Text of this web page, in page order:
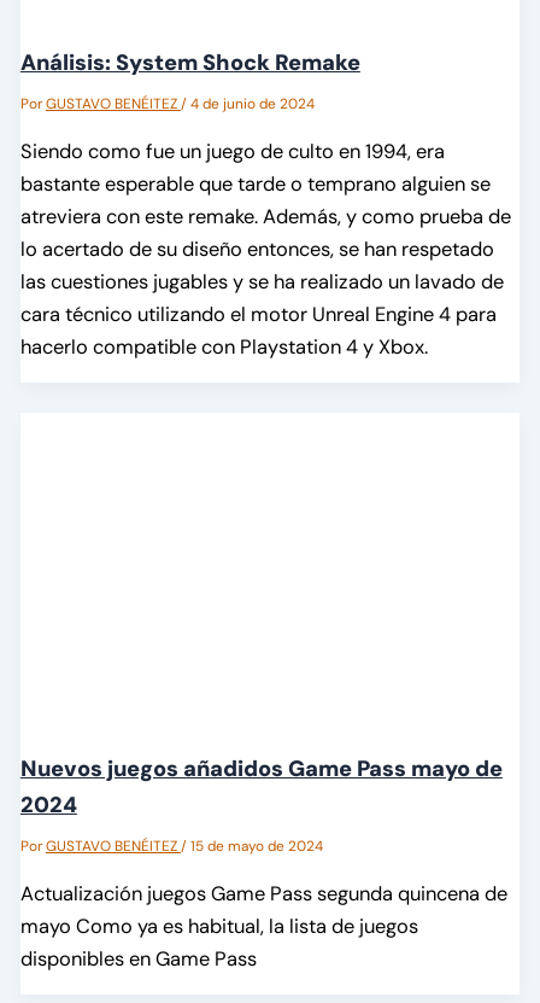
Análisis: System Shock Remake
PorGUSTAVO BENÉITEZ/4 de junio de 2024
Siendo como fue un juego de culto en 1994, era
bastante esperable que tarde o temprano alguien se
atreviera con este remake. Además, y como prueba de
lo acertado de su diseño entonces, se han respetado
las cuestiones jugables y se ha realizado un lavado de
cara técnico utilizando el motor Unreal Engine 4 para
hacerlo compatible con Playstation 4 y Xbox.
Nuevos juegos añadidos Game Pass mayo de
2024
PorGUSTAVO BENÉITEZ/15 de mayo de 2024
Actualización juegos Game Pass segunda quincena de
mayo Como ya es habitual, la lista de juegos
disponibles en Game Pass